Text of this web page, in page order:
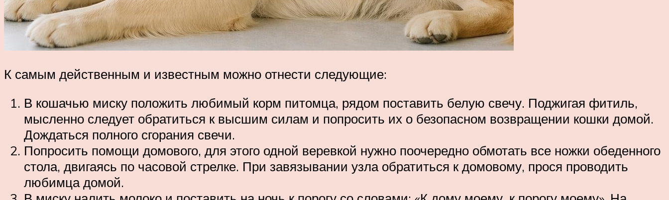
К самым действенным и известным можно отнести следующие:
В кошачью миску положить любимый корм питомца, рядом поставить белую свечу. Поджигая фитиль,
мысленно следует обратиться к высшим силам и попросить их о безопасном возвращении кошки домой.
Дождаться полного сгорания свечи.
Попросить помощи домового, для этого одной веревкой нужно поочередно обмотать все ножки обеденного
стола, двигаясь по часовой стрелке. При завязывании узла обратиться к домовому, прося проводить
любимца домой.